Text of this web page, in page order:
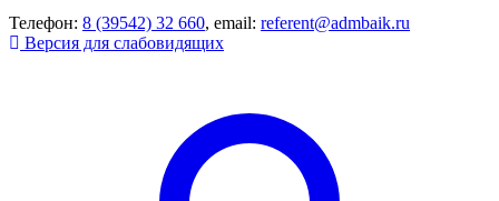
Телефон: 8 (39542) 32 660, email: referent@admbaik.ru
Версия для слабовидящих